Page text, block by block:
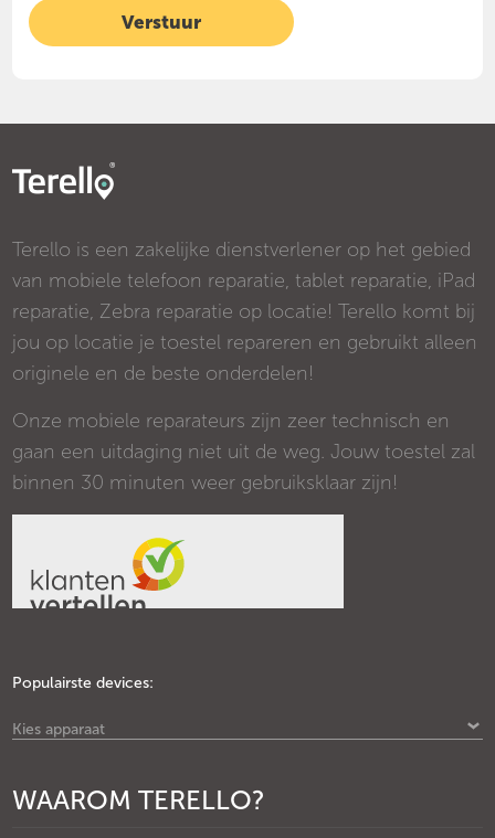
Terello is een zakelijke dienstverlener op het gebied
van mobiele telefoon reparatie, tablet reparatie, iPad
reparatie, Zebra reparatie op locatie! Terello komt bij
jou op locatie je toestel repareren en gebruikt alleen
originele en de beste onderdelen!
Onze mobiele reparateurs zijn zeer technisch en
gaan een uitdaging niet uit de weg. Jouw toestel zal
binnen 30 minuten weer gebruiksklaar zijn!
Populairste devices:
Kies apparaat
WAAROM TERELLO?